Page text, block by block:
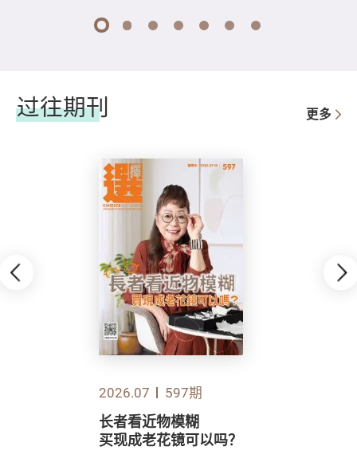
1 2 3 4 5 6 7
过往期刊 更多
2026.07 597期
长者看近物模糊
买现成老花镜可以吗？